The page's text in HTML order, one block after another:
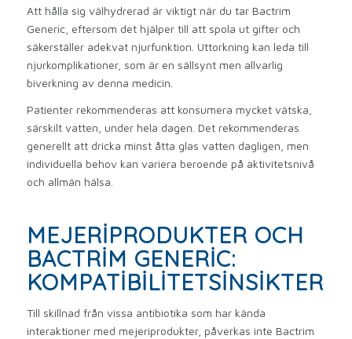
Att hålla sig välhydrerad är viktigt när du tar Bactrim
Generic, eftersom det hjälper till att spola ut gifter och
säkerställer adekvat njurfunktion. Uttorkning kan leda till
njurkomplikationer, som är en sällsynt men allvarlig
biverkning av denna medicin.
Patienter rekommenderas att konsumera mycket vätska,
särskilt vatten, under hela dagen. Det rekommenderas
generellt att dricka minst åtta glas vatten dagligen, men
individuella behov kan variera beroende på aktivitetsnivå
och allmän hälsa.
MEJERIPRODUKTER OCH
BACTRIM GENERIC:
KOMPATIBILITETSINSIKTER
Till skillnad från vissa antibiotika som har kända
interaktioner med mejeriprodukter, påverkas inte Bactrim